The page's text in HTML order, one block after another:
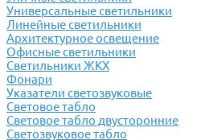
Универсальные светильники
Линейные светильники
Архитектурное освещение
Офисные светильники
Светильники ЖКХ
Фонари
Указатели светозвуковые
Световое табло
Световое табло двусторонние
Светозвуковое табло